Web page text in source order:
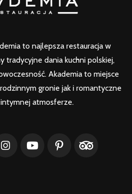
to najlepsza restauracja w
tradycyjne dania kuchni polskiej,
Akademia to miejsce
gronie jak i romantyczne
atmosferze.